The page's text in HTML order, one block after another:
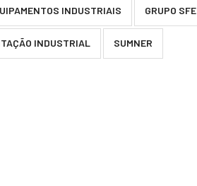
INDUSTRIAIS GRUPO SFE
INDUSTRIAL SUMNER